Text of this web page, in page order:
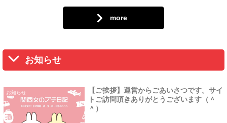
more
お知らせ
お知らせ
【ご挨拶】運営からごあいさつです。サイ
トご訪問頂きありがとうございます（＾
＾）